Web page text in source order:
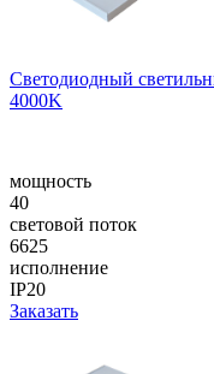
Светодиодный
4000K
мощность
40
световой поток
6625
исполнение
IP20
Заказать